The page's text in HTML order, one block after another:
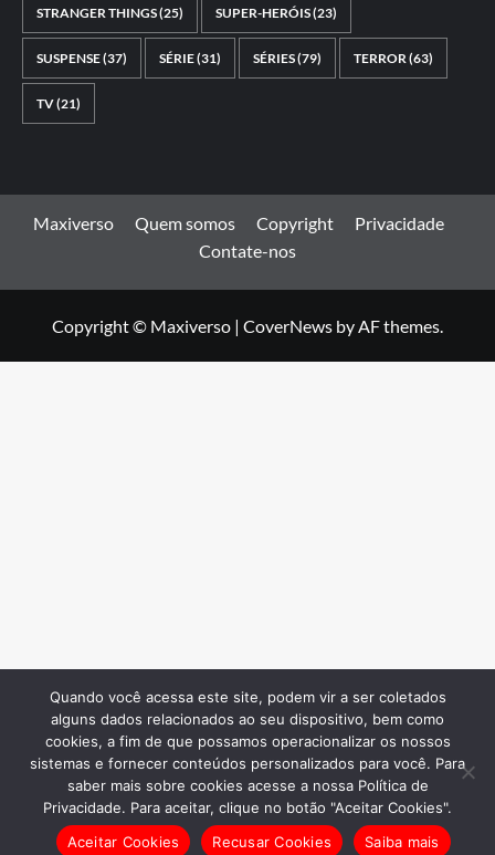
STRANGER THINGS(25) SUPER-HERÓIS(23)
SUSPENSE(37) SÉRIE(31) SÉRIES(79) TERROR(63)
TV(21)
Maxiverso Quem somos Copyright
Privacidade
Contate-nos
Copyright © Maxiverso | CoverNews by AF themes.
Quando você acessa este site, podem vir a ser coletados
alguns dados relacionados ao seu dispositivo, bem como
cookies, a fim de que possamos operacionalizar os nossos
sistemas e fornecer conteúdos personalizados para você. Para
saber mais sobre cookies acesse a nossa Política de
Privacidade. Para aceitar, clique no botão "Aceitar Cookies".
Aceitar Cookies
Recusar Cookies Saiba mais